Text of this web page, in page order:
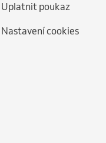
Uplatnit poukaz
Nastavení cookies